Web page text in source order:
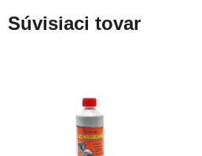
Súvisiaci tovar